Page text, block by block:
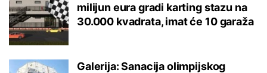
milijun eura gradi karting stazu na
30.000 kvadrata, imat će 10 garaža
Galerija: Sanacija olimpijskog